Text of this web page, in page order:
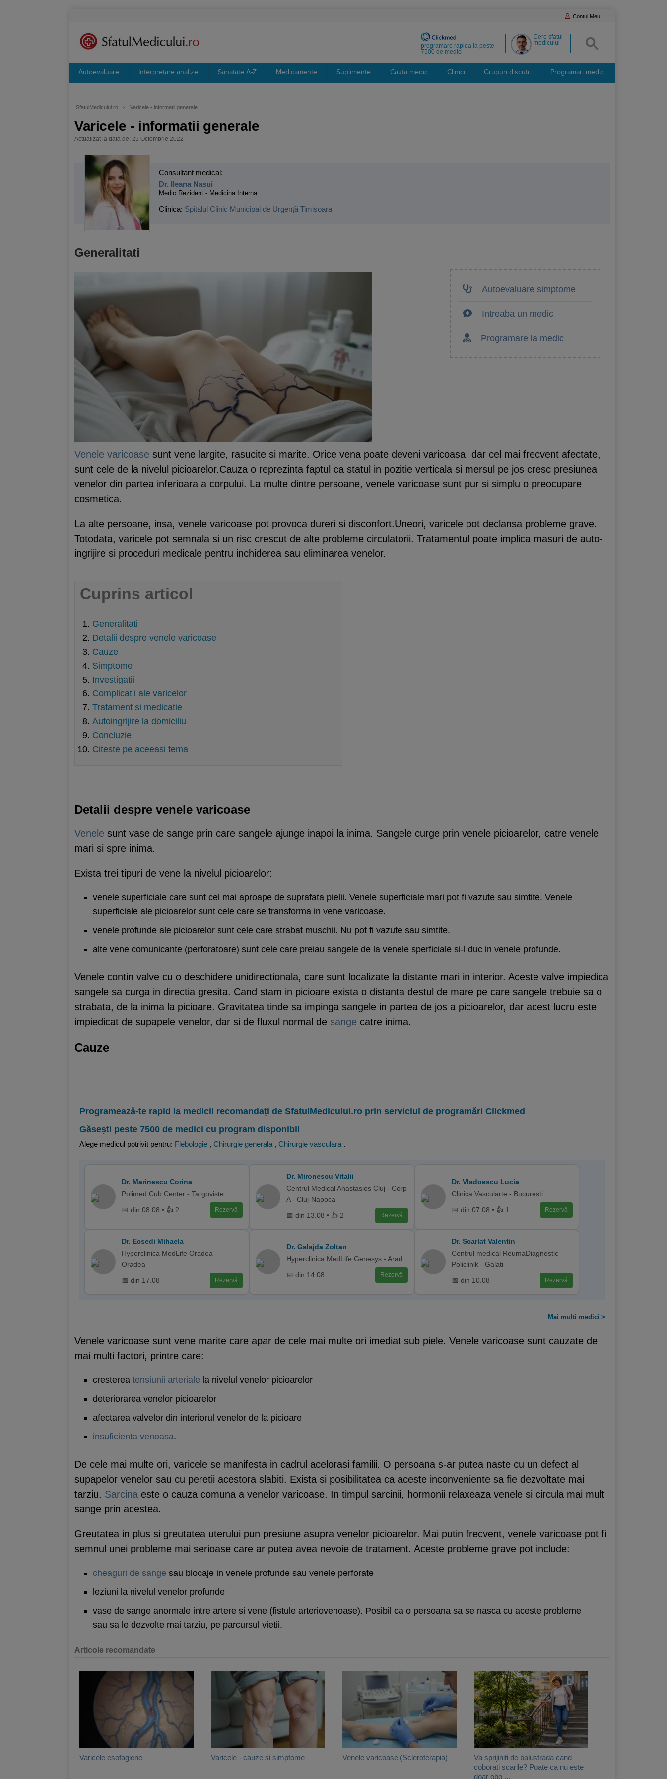
Contul Meu
Cere sfatul
medicului
programare rapida la peste
7500 de medici
Autoevaluare Interpretare analize Sanatate A-Z Medicamente Suplimente Cauta medic Clinici Grupuri discutii Programari medic
SfatulMedicului.ro › Varicele - informatii generale
Varicele - informatii generale
Actualizat la data de: 25 Octombrie 2022
Consultant medical:
Dr. Ileana Nasui
Medic Rezident - Medicina Interna
Clinica: Spitalul Clinic Municipal de Urgență Timisoara
Generalitati
Autoevaluare simptome
Intreaba un medic
Programare la medic
Venele varicoase sunt vene largite, rasucite si marite. Orice vena poate deveni varicoasa, dar cel mai frecvent afectate,
sunt cele de la nivelul picioarelor.Cauza o reprezinta faptul ca statul in pozitie verticala si mersul pe jos cresc presiunea
venelor din partea inferioara a corpului. La multe dintre persoane, venele varicoase sunt pur si simplu o preocupare
cosmetica.
La alte persoane, insa, venele varicoase pot provoca dureri si disconfort.Uneori, varicele pot declansa probleme grave.
Totodata, varicele pot semnala si un risc crescut de alte probleme circulatorii. Tratamentul poate implica masuri de auto-
ingrijire si proceduri medicale pentru inchiderea sau eliminarea venelor.
Cuprins articol
Generalitati
Detalii despre venele varicoase
Cauze
Simptome
Investigatii
Complicatii ale varicelor
Tratament si medicatie
Autoingrijire la domiciliu
Concluzie
Citeste pe aceeasi tema
Detalii despre venele varicoase
Venele sunt vase de sange prin care sangele ajunge inapoi la inima. Sangele curge prin venele picioarelor, catre venele
mari si spre inima.
Exista trei tipuri de vene la nivelul picioarelor:
venele superficiale care sunt cel mai aproape de suprafata pielii. Venele superficiale mari pot fi vazute sau simtite. Venele
superficiale ale picioarelor sunt cele care se transforma in vene varicoase.
venele profunde ale picioarelor sunt cele care strabat muschii. Nu pot fi vazute sau simtite.
alte vene comunicante (perforatoare) sunt cele care preiau sangele de la venele sperficiale si-l duc in venele profunde.
Venele contin valve cu o deschidere unidirectionala, care sunt localizate la distante mari in interior. Aceste valve impiedica
sangele sa curga in directia gresita. Cand stam in picioare exista o distanta destul de mare pe care sangele trebuie sa o
strabata, de la inima la picioare. Gravitatea tinde sa impinga sangele in partea de jos a picioarelor, dar acest lucru este
impiedicat de supapele venelor, dar si de fluxul normal de sange catre inima.
Cauze
Programează-te rapid la medicii recomandați de SfatulMedicului.ro prin serviciul de programări Clickmed
Găsești peste 7500 de medici cu program disponibil
Alege medicul potrivit pentru: Flebologie , Chirurgie generala , Chirurgie vasculara .
Dr. Marinescu Corina
Polimed Cub Center - Targoviste
📅 din 08.08 • 👍 2 Rezervă
Dr. Mironescu Vitalii
Centrul Medical Anastasios Cluj - Corp
A - Cluj-Napoca
📅 din 13.08 • 👍 2 Rezervă
Dr. Vladoescu Lucia
Clinica Vascularte - Bucuresti
📅 din 07.08 • 👍 1 Rezervă
Dr. Ecsedi Mihaela
Hyperclinica MedLife Oradea -
Oradea
📅 din 17.08 Rezervă
Dr. Galajda Zoltan
Hyperclinica MedLife Genesys - Arad
📅 din 14.08 Rezervă
Dr. Scarlat Valentin
Centrul medical ReumaDiagnostic
Policlinik - Galati
📅 din 10.08 Rezervă
Mai multi medici >
Venele varicoase sunt vene marite care apar de cele mai multe ori imediat sub piele. Venele varicoase sunt cauzate de
mai multi factori, printre care:
cresterea tensiunii arteriale la nivelul venelor picioarelor
deteriorarea venelor picioarelor
afectarea valvelor din interiorul venelor de la picioare
insuficienta venoasa.
De cele mai multe ori, varicele se manifesta in cadrul acelorasi familii. O persoana s-ar putea naste cu un defect al
supapelor venelor sau cu peretii acestora slabiti. Exista si posibilitatea ca aceste inconveniente sa fie dezvoltate mai
tarziu. Sarcina este o cauza comuna a venelor varicoase. In timpul sarcinii, hormonii relaxeaza venele si circula mai mult
sange prin acestea.
Greutatea in plus si greutatea uterului pun presiune asupra venelor picioarelor. Mai putin frecvent, venele varicoase pot fi
semnul unei probleme mai serioase care ar putea avea nevoie de tratament. Aceste probleme grave pot include:
cheaguri de sange sau blocaje in venele profunde sau venele perforate
leziuni la nivelul venelor profunde
vase de sange anormale intre artere si vene (fistule arteriovenoase). Posibil ca o persoana sa se nasca cu aceste probleme
sau sa le dezvolte mai tarziu, pe parcursul vietii.
Articole recomandate
Varicele esofagiene Varicele - cauze si simptome Venele varicoase (Scleroterapia)
Va sprijiniti de balustrada cand
coborati scarile? Poate ca nu este
doar obo ...